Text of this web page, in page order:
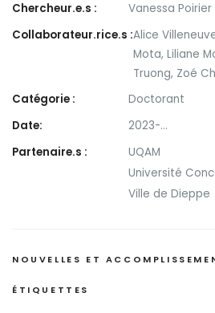
Chercheur.e.s :
Vanessa Poirier
Collaborateur.rice.s :Alice
Mota, Liliane
Truong, Zoé
Catégorie :
Doctorant
Date:
2023-...
Partenaire.s :
UQAM
Université
Ville de Dieppe
NOUVELLES ET
ÉTIQUETTES